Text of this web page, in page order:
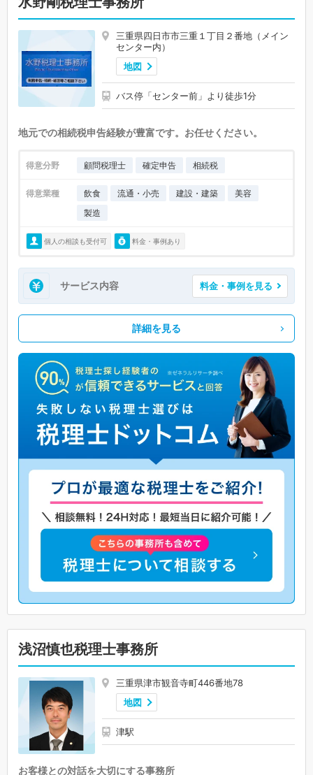
三重県四日市市三重１丁目２番地（メイン
センター内）
地図
バス停「センター前」より徒歩1分
地元での相続税申告経験が豊富です。お任せください。
得意分野 顧問税理士 確定申告 相続税
得意業種 飲食 流通・小売 建設・建築
美容
製造
個人の相談も受付可 料金・事例あり
サービス内容 料金・事例を見る
詳細を見る
浅沼慎也税理士事務所
三重県津市観音寺町446番地78
地図
津駅
お客様との対話を大切にする事務所